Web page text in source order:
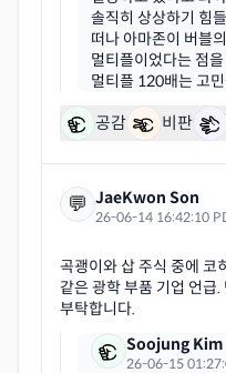
솔직히 상상하기 힘
떠나 아마존이 버블
멀티플이었다는 점
공감 비판
💬 JaeKwon Son
26-06-14 16:42:10
곡괭이와 삽 주식 중에
같은 광학 부품 기업 언급
Soojung Kim
26-06-15